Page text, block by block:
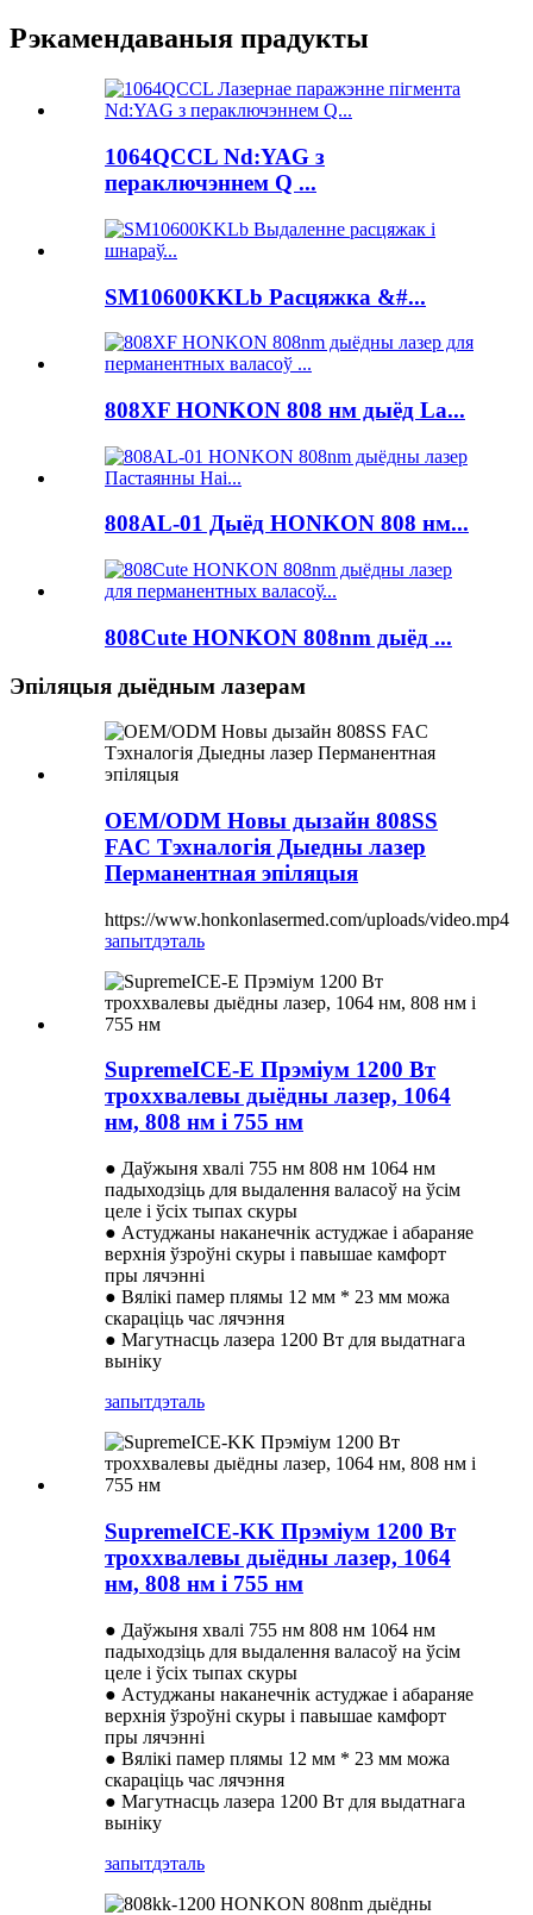
Рэкамендаваныя прадукты
1064QCCL Nd:YAG з
пераключэннем Q ...
SM10600KKLb Расцяжка &#...
808XF HONKON 808 нм дыёд La...
808AL-01 Дыёд HONKON 808 нм...
808Cute HONKON 808nm дыёд ...
Эпіляцыя дыёдным лазерам
OEM/ODM Новы дызайн 808SS
FAC Тэхналогія Дыедны лазер
Перманентная эпіляцыя
https://www.honkonlasermed.com/uploads/video.mp4
запытдэталь
SupremeICE-E Прэміум 1200 Вт
троххвалевы дыёдны лазер, 1064
нм, 808 нм і 755 нм
● Даўжыня хвалі 755 нм 808 нм 1064 нм
падыходзіць для выдалення валасоў на ўсім
целе і ўсіх тыпах скуры
● Астуджаны наканечнік астуджае і абараняе
верхнія ўзроўні скуры і павышае камфорт
пры лячэнні
● Вялікі памер плямы 12 мм * 23 мм можа
скараціць час лячэння
● Магутнасць лазера 1200 Вт для выдатнага
выніку
запытдэталь
SupremeICE-KK Прэміум 1200 Вт
троххвалевы дыёдны лазер, 1064
нм, 808 нм і 755 нм
● Даўжыня хвалі 755 нм 808 нм 1064 нм
падыходзіць для выдалення валасоў на ўсім
целе і ўсіх тыпах скуры
● Астуджаны наканечнік астуджае і абараняе
верхнія ўзроўні скуры і павышае камфорт
пры лячэнні
● Вялікі памер плямы 12 мм * 23 мм можа
скараціць час лячэння
● Магутнасць лазера 1200 Вт для выдатнага
выніку
запытдэталь